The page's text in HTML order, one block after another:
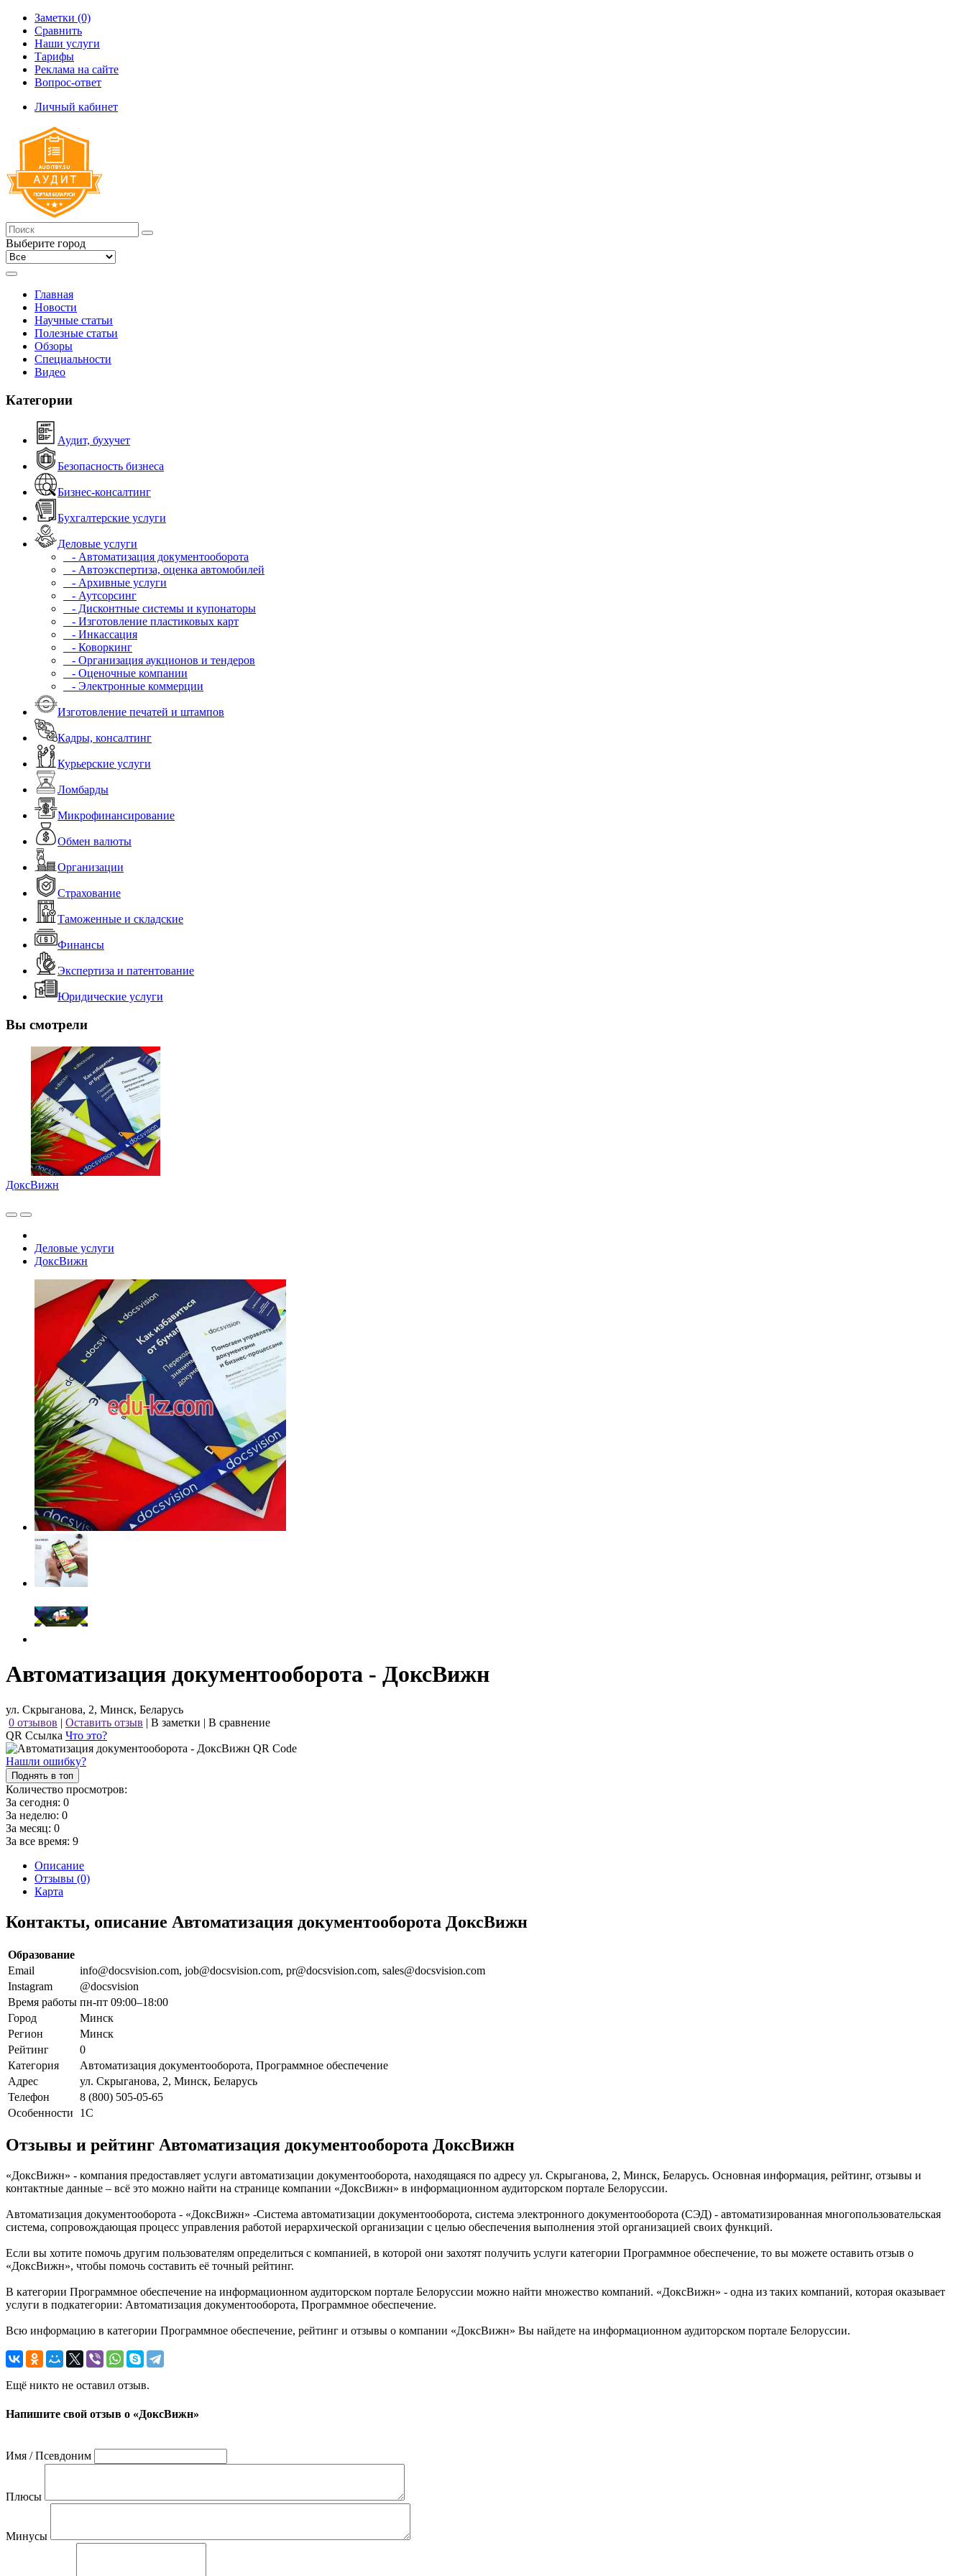
Заметки (0)
Сравнить
Наши услуги
Тарифы
Реклама на сайте
Вопрос-ответ
Личный кабинет
Выберите город
Главная
Новости
Научные статьи
Полезные статьи
Обзоры
Специальности
Видео
Категории
Аудит, бухучет
Безопасность бизнеса
Бизнес-консалтинг
Бухгалтерские услуги
Деловые услуги
- Автоматизация документооборота
- Автоэкспертиза, оценка автомобилей
- Архивные услуги
- Аутсорсинг
- Дисконтные системы и купонаторы
- Изготовление пластиковых карт
- Инкассация
- Коворкинг
- Организация аукционов и тендеров
- Оценочные компании
- Электронные коммерции
Изготовление печатей и штампов
Кадры, консалтинг
Курьерские услуги
Ломбарды
Микрофинансирование
Обмен валюты
Организации
Страхование
Таможенные и складские
Финансы
Экспертиза и патентование
Юридические услуги
Вы смотрели
ДоксВижн
Деловые услуги
ДоксВижн
Автоматизация документооборота - ДоксВижн
ул. Скрыганова, 2, Минск, Беларусь
0 отзывов | Оставить отзыв | В заметки | В сравнение
QR Ссылка Что это?
Нашли ошибку?
Поднять в топ
Количество просмотров:
За сегодня: 0
За неделю: 0
За месяц: 0
За все время: 9
Описание
Отзывы (0)
Карта
Контакты, описание Автоматизация документооборота ДоксВижн
Образование
Email
info@docsvision.com, job@docsvision.com, pr@docsvision.com, sales@docsvision.com
Instagram
@docsvision
Время работы пн-пт 09:00–18:00
Город
Минск
Регион
Минск
Рейтинг
0
Категория
Автоматизация документооборота, Программное обеспечение
Адрес
ул. Скрыганова, 2, Минск, Беларусь
Телефон
8 (800) 505-05-65
Особенности
1С
Отзывы и рейтинг Автоматизация документооборота ДоксВижн
«ДоксВижн» - компания предоставляет услуги автоматизации документооборота, находящаяся по адресу ул. Скрыганова, 2, Минск, Беларусь. Основная информация, рейтинг, отзывы и
контактные данные – всё это можно найти на странице компании «ДоксВижн» в информационном аудиторском портале Белоруссии.
Автоматизация документооборота - «ДоксВижн» -Система автоматизации документооборота, система электронного документооборота (СЭД) - автоматизированная многопользовательская
система, сопровождающая процесс управления работой иерархической организации с целью обеспечения выполнения этой организацией своих функций.
Если вы хотите помочь другим пользователям определиться с компанией, в которой они захотят получить услуги категории Программное обеспечение, то вы можете оставить отзыв о
«ДоксВижн», чтобы помочь составить её точный рейтинг.
В категории Программное обеспечение на информационном аудиторском портале Белоруссии можно найти множество компаний. «ДоксВижн» - одна из таких компаний, которая оказывает
услуги в подкатегории: Автоматизация документооборота, Программное обеспечение.
Всю информацию в категории Программное обеспечение, рейтинг и отзывы о компании «ДоксВижн» Вы найдете на информационном аудиторском портале Белоруссии.
Ещё никто не оставил отзыв.
Напишите свой отзыв о «ДоксВижн»
Имя / Псевдоним
Плюсы
Минусы